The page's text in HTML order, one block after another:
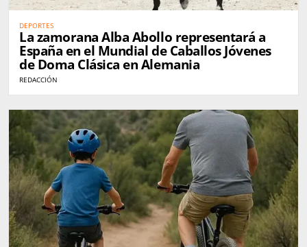
DEPORTES
La zamorana Alba Abollo representará a
España en el Mundial de Caballos Jóvenes
de Doma Clásica en Alemania
REDACCIÓN